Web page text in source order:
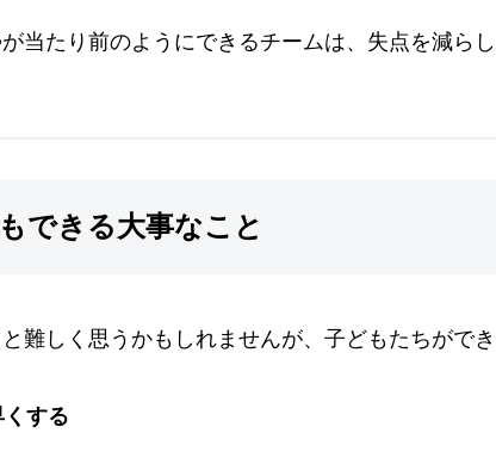
当たり前のようにできるチームは、失点を減ら
できる大事なこと
と難しく思うかもしれませんが、子どもたちがで
する